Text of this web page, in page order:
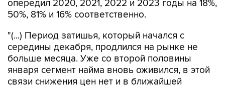
"(...) Период затишья, который начался с
больше месяца. Уже со второй половины
января сегмент найма вновь оживился, в этой
связи снижения цен нет и в ближайшей
перспективе не ожидается", - заключила